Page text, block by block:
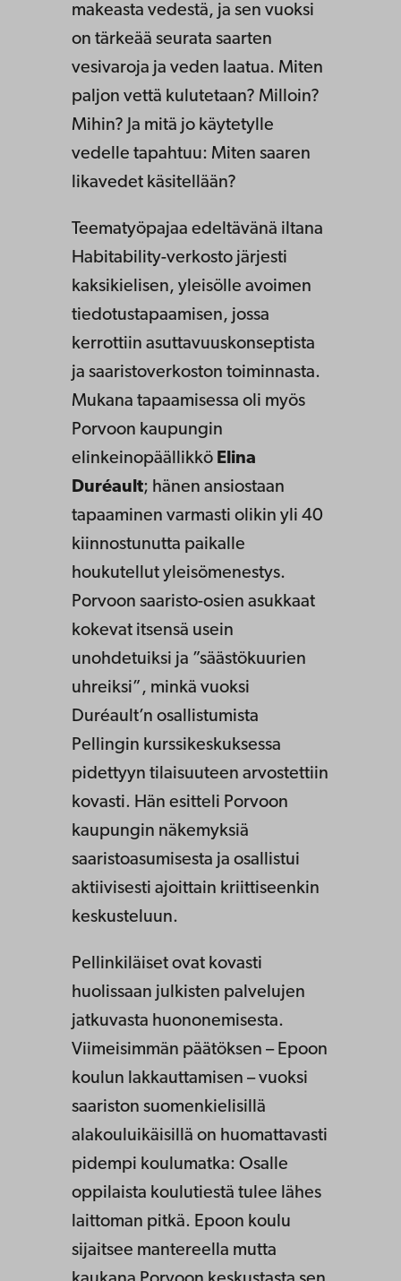
makeasta vedestä, ja sen vuoksi
on tärkeää seurata saarten
vesivaroja ja veden laatua. Miten
paljon vettä kulutetaan? Milloin?
Mihin? Ja mitä jo käytetylle
vedelle tapahtuu: Miten saaren
likavedet käsitellään?
Teematyöpajaa edeltävänä iltana
Habitability-verkosto järjesti
kaksikielisen, yleisölle avoimen
tiedotustapaamisen, jossa
kerrottiin asuttavuuskonseptista
ja saaristoverkoston toiminnasta.
Mukana tapaamisessa oli myös
Porvoon kaupungin
elinkeinopäällikkö Elina
Duréault; hänen ansiostaan
tapaaminen varmasti olikin yli 40
kiinnostunutta paikalle
houkutellut yleisömenestys.
Porvoon saaristo-osien asukkaat
kokevat itsensä usein
unohdetuiksi ja ”säästökuurien
uhreiksi”, minkä vuoksi
Duréault’n osallistumista
Pellingin kurssikeskuksessa
pidettyyn tilaisuuteen arvostettiin
kovasti. Hän esitteli Porvoon
kaupungin näkemyksiä
saaristoasumisesta ja osallistui
aktiivisesti ajoittain kriittiseenkin
keskusteluun.
Pellinkiläiset ovat kovasti
huolissaan julkisten palvelujen
jatkuvasta huononemisesta.
Viimeisimmän päätöksen – Epoon
koulun lakkauttamisen – vuoksi
saariston suomenkielisillä
alakouluikäisillä on huomattavasti
pidempi koulumatka: Osalle
oppilaista koulutiestä tulee lähes
laittoman pitkä. Epoon koulu
sijaitsee mantereella mutta